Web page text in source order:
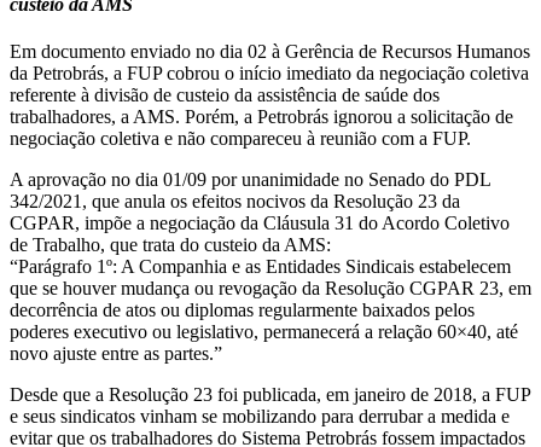
Em documento enviado no dia 02 à Gerência de Recursos Humanos
da Petrobrás, a FUP cobrou o início imediato da negociação coletiva
referente à divisão de custeio da assistência de saúde dos
trabalhadores, a AMS. Porém, a Petrobrás ignorou a solicitação de
negociação coletiva e não compareceu à reunião com a FUP.
A aprovação no dia 01/09 por unanimidade no Senado do PDL
342/2021, que anula os efeitos nocivos da Resolução 23 da
CGPAR, impõe a negociação da Cláusula 31 do Acordo Coletivo
de Trabalho, que trata do custeio da AMS:
“Parágrafo 1º: A Companhia e as Entidades Sindicais estabelecem
que se houver mudança ou revogação da Resolução CGPAR 23, em
decorrência de atos ou diplomas regularmente baixados pelos
poderes executivo ou legislativo, permanecerá a relação 60×40, até
novo ajuste entre as partes.”
Desde que a Resolução 23 foi publicada, em janeiro de 2018, a FUP
e seus sindicatos vinham se mobilizando para derrubar a medida e
evitar que os trabalhadores do Sistema Petrobrás fossem impactados